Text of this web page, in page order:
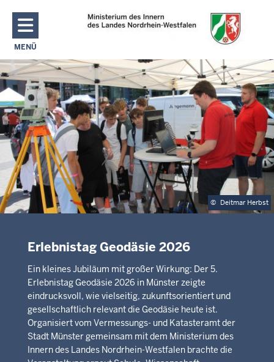
Direkt zum Inhalt
MENÜ
NAVIGATION AKTIVIEREN/DEAKTIVIEREN: MAIN MENU
© Deitmar Herbst
Erlebnistag Geodäsie 2026
Ein kleines Jubiläum mit großer Wirkung: Der 5.
Erlebnistag Geodäsie 2026 in Münster zeigte
eindrucksvoll, wie vielseitig, zukunftsorientiert und
gesellschaftlich relevant die Geodäsie heute ist.
Organisiert vom Vermessungs- und Katasteramt der
Stadt Münster gemeinsam mit dem Ministerium des
Innern des Landes Nordrhein-Westfalen brachte die